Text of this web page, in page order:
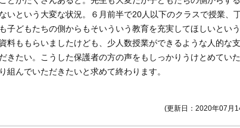
いという大変な状況。６月前半で20人以下のクラスで授業、
子どもたちの側からもそいういう教育を充実してほしいとい
料ももらいましたけども、少人数授業ができるような人的な
きたい。こうした保護者の方の声をもしっかりうけとめてい
んでいただきたいと求めて終わります。
(更新日：2020年07月